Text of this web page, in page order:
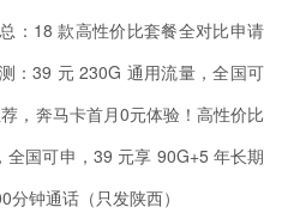
川省,山东省潍坊市,山东
新疆维吾尔自治区和田地
番市,新疆维吾尔自治区
区克拉玛依市,新疆维吾
吾尔自治区哈密市,新疆
：18 款高性价比套餐全对比申请
：39 元 230G 通用流量，全国可
，奔马卡首月0元体验！高性价比
国可申，39 元享 90G+5 年长期
钟通话（只发陕西）